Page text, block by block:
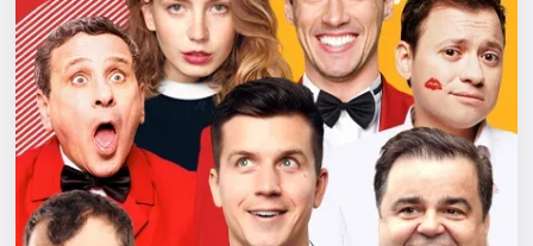
Квесты
Экскурсии
Спорт
События